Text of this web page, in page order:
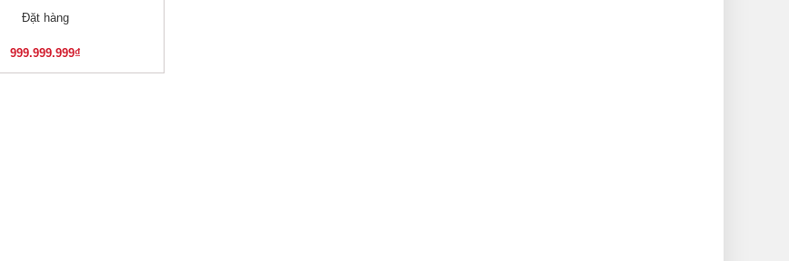
XEM NHANH
Đặt hàng
999.999.999₫